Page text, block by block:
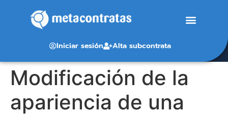
Iniciar sesión Alta subcontrata
Modificación de la
apariencia de una